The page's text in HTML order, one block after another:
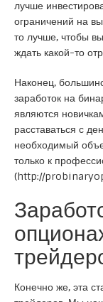
лучше
ограничений на
то лучше, чтобы
ждать какой-то
Наконец,
заработок на
являются
расставаться с
необходимый
только к
(http://
Конечно же, эта